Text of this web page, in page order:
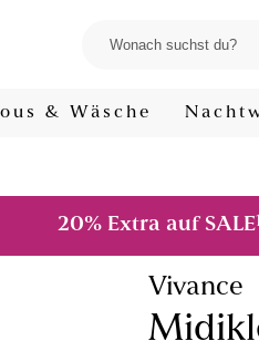
& Wäsche
20% Extra auf SALE
Vivance